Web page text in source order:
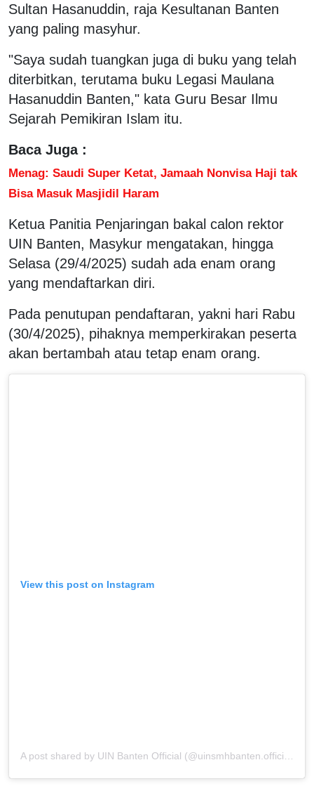
Sultan Hasanuddin, raja Kesultanan Banten
yang paling masyhur.
"Saya sudah tuangkan juga di buku yang telah
diterbitkan, terutama buku Legasi Maulana
Hasanuddin Banten," kata Guru Besar Ilmu
Sejarah Pemikiran Islam itu.
Baca Juga :
Menag: Saudi Super Ketat, Jamaah Nonvisa Haji tak
Bisa Masuk Masjidil Haram
Ketua Panitia Penjaringan bakal calon rektor
UIN Banten, Masykur mengatakan, hingga
Selasa (29/4/2025) sudah ada enam orang
yang mendaftarkan diri.
Pada penutupan pendaftaran, yakni hari Rabu
(30/4/2025), pihaknya memperkirakan peserta
akan bertambah atau tetap enam orang.
View this post on Instagram
A post shared by UIN Banten Official (@uinsmhbanten.official)